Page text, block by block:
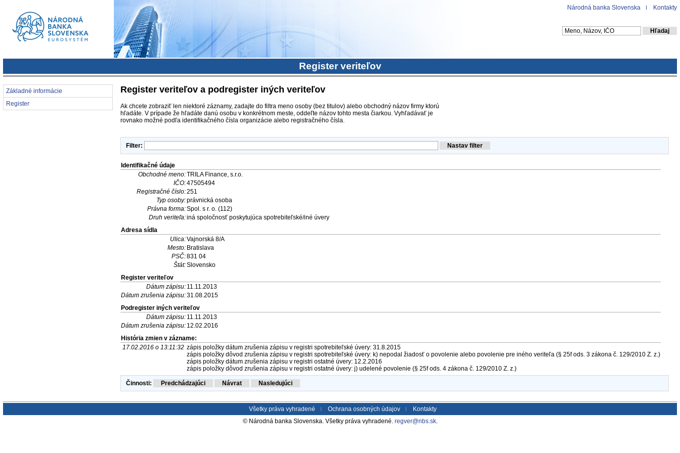
Národná banka Slovenska Kontakty
Register veriteľov
Základné informácie
Register
Register veriteľov a podregister iných veriteľov
Ak chcete zobraziť len niektoré záznamy, zadajte do filtra meno osoby (bez titulov) alebo obchodný názov firmy ktorú
hľadáte. V prípade že hľadáte danú osobu v konkrétnom meste, oddeľte názov tohto mesta čiarkou. Vyhľadávať je
rovnako možné podľa identifikačného čísla organizácie alebo registračného čísla.
Filter:
Identifikačné údaje
Obchodné meno:TRILA Finance, s.r.o.
IČO:47505494
Registračné číslo:251
Typ osoby:právnická osoba
Právna forma:Spol. s r. o. (112)
Druh veriteľa:iná spoločnosť poskytujúca spotrebiteľské/iné úvery
Adresa sídla
Ulica:Vajnorská 8/A
Mesto: Bratislava
PSČ:831 04
Štát:Slovensko
Register veriteľov
Dátum zápisu: 11.11.2013
Dátum zrušenia zápisu:31.08.2015
Podregister iných veriteľov
Dátum zápisu: 11.11.2013
Dátum zrušenia zápisu: 12.02.2016
História zmien v zázname:
17.02.2016 o 13:11:32 zápis položky dátum zrušenia zápisu v registri spotrebiteľské úvery: 31.8.2015
zápis položky dôvod zrušenia zápisu v registri spotrebiteľské úvery: k) nepodal žiadosť o povolenie alebo povolenie pre iného veriteľa (§ 25f ods. 3 zákona č. 129/2010 Z. z.)
zápis položky dátum zrušenia zápisu v registri ostatné úvery: 12.2.2016
zápis položky dôvod zrušenia zápisu v registri ostatné úvery: j) udelené povolenie (§ 25f ods. 4 zákona č. 129/2010 Z. z.)
Činnosti:
Všetky práva vyhradené Ochrana osobných údajov
Kontakty
© Národná banka Slovenska. Všetky práva vyhradené. regver@nbs.sk.